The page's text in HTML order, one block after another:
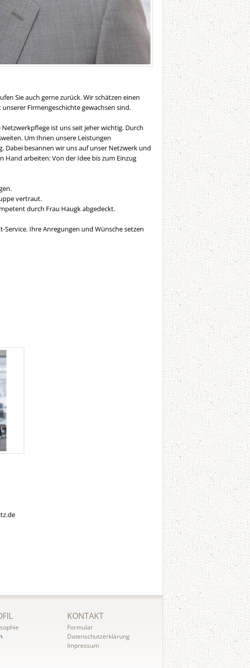
Sie auch gerne zurück. Wir schätzen einen
Firmengeschichte gewachsen sind.
ist uns seit jeher wichtig. Durch
Um Ihnen unsere Leistungen
besannen wir uns auf unser Netzwerk und
Hand arbeiten: Von der Idee bis zum Einzug
vertraut.
durch Frau Haugk abgedeckt.
Ihre Anregungen und Wünsche setzen
KONTAKT
Formular
Datenschutzerklärung
Impressum